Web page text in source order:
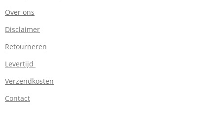
Over ons
Disclaimer
Retourneren
Levertijd
Verzendkosten
Contact